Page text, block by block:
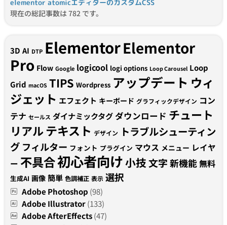
elementor atomicエディターのカスタムCSS
現在の総記事数は 782 です。
3D AI DTP ElementorElementor
Pro Flow Google logicool logi options Loop Carousel Loop
Grid macOS TIPS Wordpress アップデート ウィ
ジェット エフェクト キーボード グラフィックデザイン コン
テナ セールス ダイナミックタグダウンロード チュート
リアルテキスト デザイン トラブルシューティン
グ フィルター フォント プラグイン マウス メニュー レイヤ
ー 不具合初心者向け小技文字新機能無料
生成AI 画像 簡単 色調補正 表示 選択
Adobe Photoshop (98)
Adobe Illustrator(133)
Adobe AfterEffects(47)